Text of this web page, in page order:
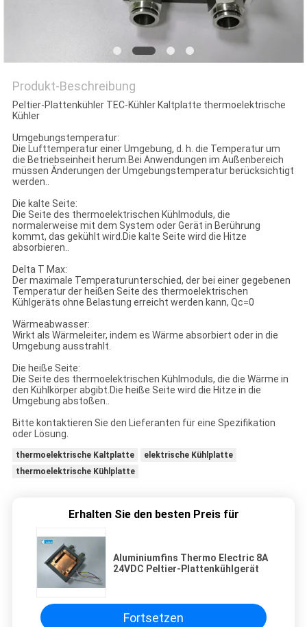
Produkt-Beschreibung
Peltier-Plattenkühler TEC-Kühler Kaltplatte thermoelektrische
Kühler
Umgebungstemperatur:
Die Lufttemperatur einer Umgebung, d. h. die Temperatur um
die Betriebseinheit herum.Bei Anwendungen im Außenbereich
müssen Änderungen der Umgebungstemperatur berücksichtigt
werden..
Die kalte Seite:
Die Seite des thermoelektrischen Kühlmoduls, die
normalerweise mit dem System oder Gerät in Berührung
kommt, das gekühlt wird.Die kalte Seite wird die Hitze
absorbieren..
Delta T Max:
Der maximale Temperaturunterschied, der bei einer gegebenen
Temperatur der heißen Seite des thermoelektrischen
Kühlgeräts ohne Belastung erreicht werden kann, Qc=0
Wärmeabwasser:
Wirkt als Wärmeleiter, indem es Wärme absorbiert oder in die
Umgebung ausstrahlt.
Die heiße Seite:
Die Seite des thermoelektrischen Kühlmoduls, die die Wärme in
den Kühlkörper abgibt.Die heiße Seite wird die Hitze in die
Umgebung abstoßen..
Bitte kontaktieren Sie den Lieferanten für eine Spezifikation
oder Lösung.
thermoelektrische Kaltplatte
elektrische Kühlplatte
thermoelektrische Kühlplatte
Erhalten Sie den besten Preis für
Aluminiumfins Thermo Electric 8A
24VDC Peltier-Plattenkühlgerät
Fortsetzen